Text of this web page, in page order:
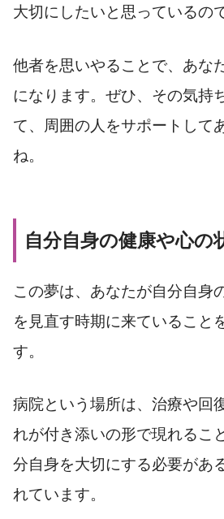
大切にしたいと思っているの
他者を思いやることで、あな
になります。ぜひ、その気持
て、周囲の人をサポートして
ね。
自分自身の健康や心の
この夢は、あなたが自分自身
を見直す時期に来ていること
す。
病院という場所は、治療や回
れが付き添いの形で現れるこ
分自身を大切にする必要があ
れています。